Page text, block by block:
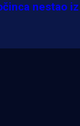
nestao iz